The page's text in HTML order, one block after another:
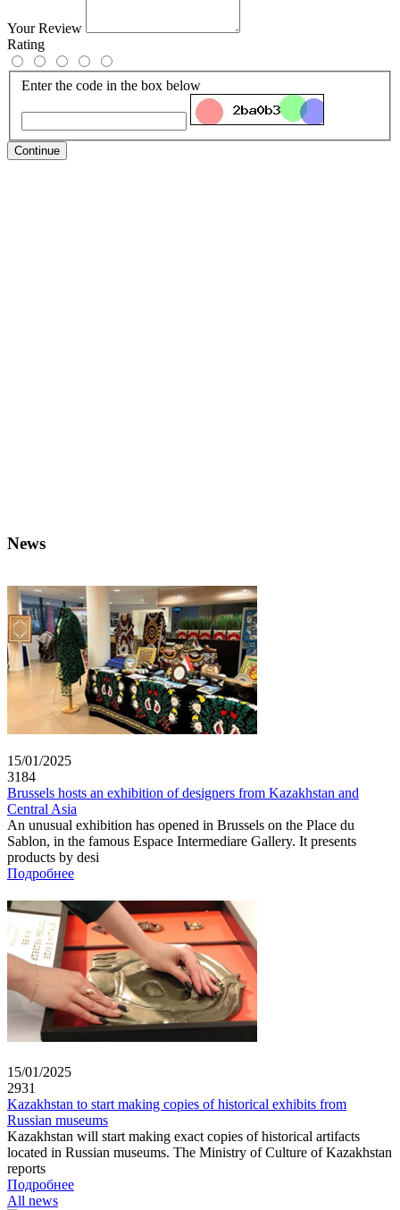
Your Review
Rating
Enter the code in the box below
Continue
News
15/01/2025
3184
Brussels hosts an exhibition of designers from Kazakhstan and
Central Asia
An unusual exhibition has opened in Brussels on the Place du
Sablon, in the famous Espace Intermediare Gallery. It presents
products by desi
Подробнее
15/01/2025
2931
Kazakhstan to start making copies of historical exhibits from
Russian museums
Kazakhstan will start making exact copies of historical artifacts
located in Russian museums. The Ministry of Culture of Kazakhstan
reports
Подробнее
All news